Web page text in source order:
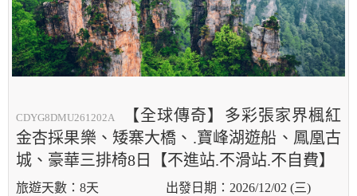
CDYG8DMU261202A
【全球傳奇】多彩張家界楓紅
金杏採果樂、矮寨大橋、.寶峰湖遊船、鳳凰古
城、豪華三排椅8日【不進站.不滑站.不自費】
8天 2026/12/02 (三)